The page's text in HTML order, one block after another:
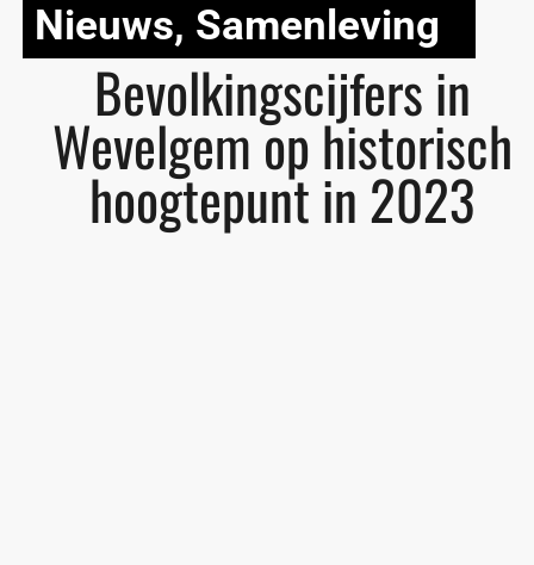
Nieuws, Samenleving
Bevolkingscijfers in
Wevelgem op historisch
hoogtepunt in 2023